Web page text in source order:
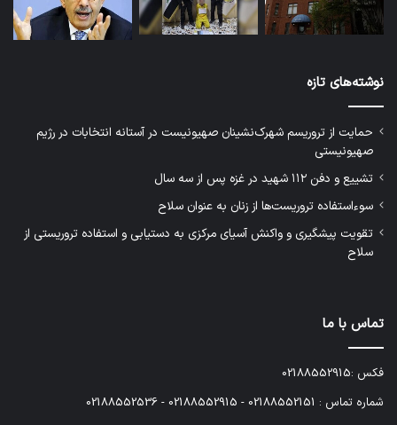
نوشته‌های تازه
حمایت از تروریسم شهرک‌نشینان صهیونیست در آستانه انتخابات در رژیم
صهیونیستی
تشییع و دفن ۱۱۲ شهید در غزه پس از سه سال
سوءاستفاده تروریست‌ها از زنان به عنوان سلاح
تقویت پیشگیری و واکنش آسیای مرکزی به دستیابی و استفاده تروریستی از
سلاح
تماس با ما
فکس :02188552915
شماره تماس : 02188552151 - 02188552915 - 02188552536